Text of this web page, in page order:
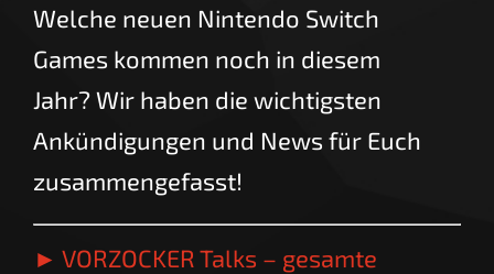
Welche neuen Nintendo Switch
Games kommen noch in diesem
Jahr? Wir haben die wichtigsten
Ankündigungen und News für Euch
zusammengefasst!
► VORZOCKER Talks – gesamte